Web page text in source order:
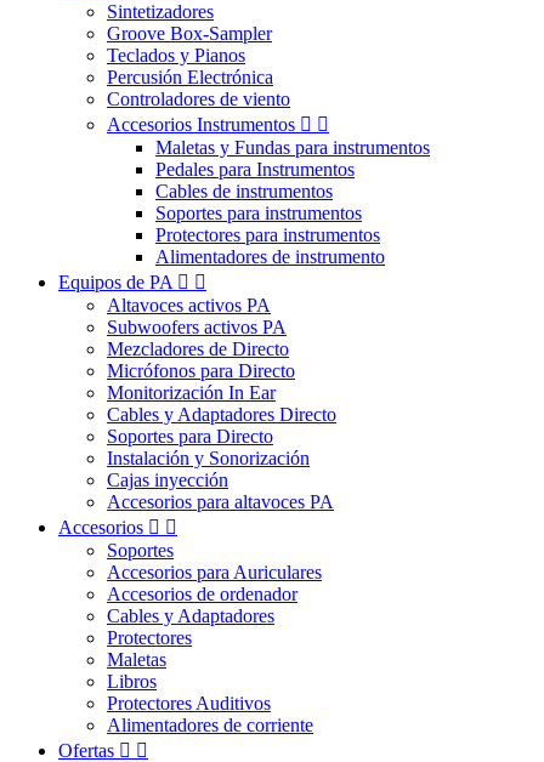
Sintetizadores
Groove Box-Sampler
Teclados y Pianos
Percusión Electrónica
Controladores de viento
Accesorios Instrumentos  
Maletas y Fundas para instrumentos
Pedales para Instrumentos
Cables de instrumentos
Soportes para instrumentos
Protectores para instrumentos
Alimentadores de instrumento
Equipos de PA  
Altavoces activos PA
Subwoofers activos PA
Mezcladores de Directo
Micrófonos para Directo
Monitorización In Ear
Cables y Adaptadores Directo
Soportes para Directo
Instalación y Sonorización
Cajas inyección
Accesorios para altavoces PA
Accesorios  
Soportes
Accesorios para Auriculares
Accesorios de ordenador
Cables y Adaptadores
Protectores
Maletas
Libros
Protectores Auditivos
Alimentadores de corriente
Ofertas  